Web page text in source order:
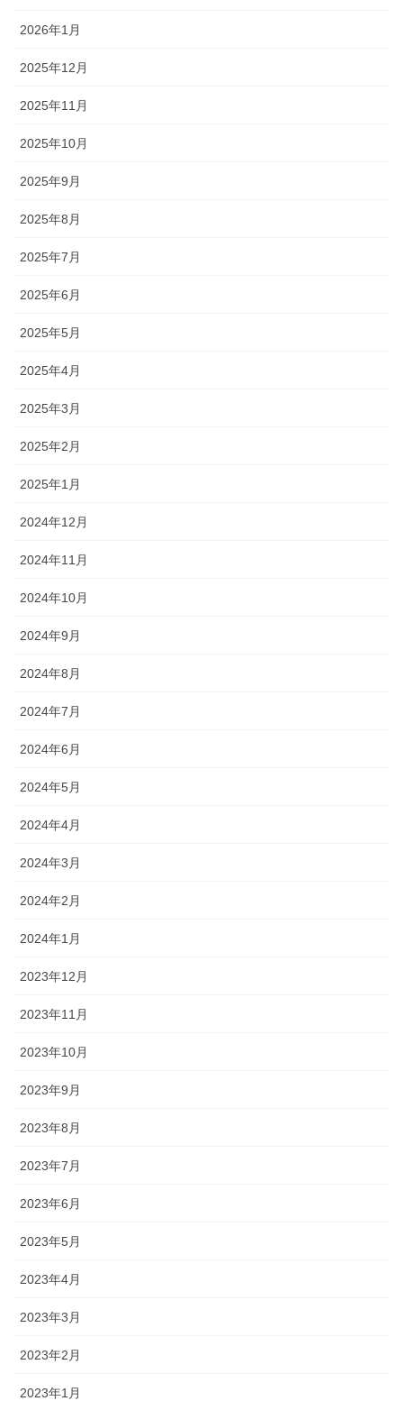
2026年1月
2025年12月
2025年11月
2025年10月
2025年9月
2025年8月
2025年7月
2025年6月
2025年5月
2025年4月
2025年3月
2025年2月
2025年1月
2024年12月
2024年11月
2024年10月
2024年9月
2024年8月
2024年7月
2024年6月
2024年5月
2024年4月
2024年3月
2024年2月
2024年1月
2023年12月
2023年11月
2023年10月
2023年9月
2023年8月
2023年7月
2023年6月
2023年5月
2023年4月
2023年3月
2023年2月
2023年1月